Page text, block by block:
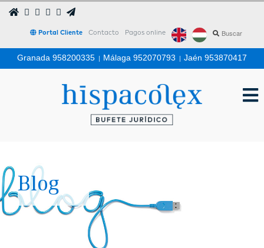
Portal Cliente Contacto Pagos online
Granada 958200335 | Málaga 952070793 | Jaén 953870417
Blog